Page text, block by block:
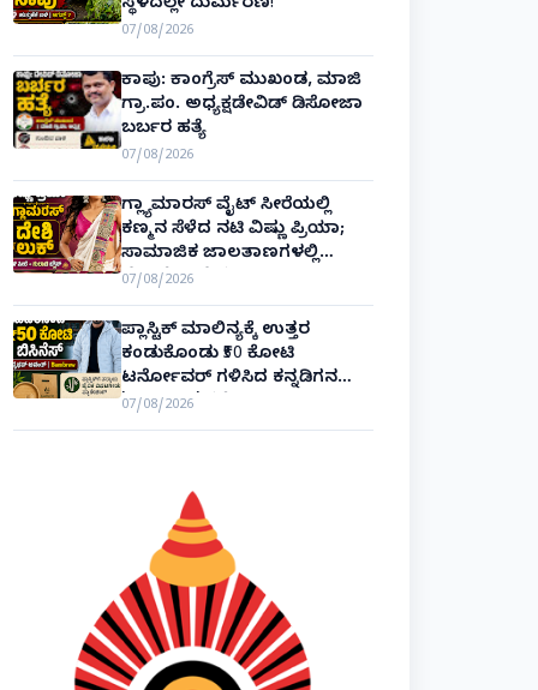
ಸ್ಥಳದಲ್ಲೇ ದುರ್ಮರಣ!
07/08/2026
ಕಾಪು: ಕಾಂಗ್ರೆಸ್ ಮುಖಂಡ, ಮಾಜಿ
ಗ್ರಾ.ಪಂ. ಅಧ್ಯಕ್ಷಡೇವಿಡ್ ಡಿಸೋಜಾ
ಬರ್ಬರ ಹತ್ಯೆ
07/08/2026
ಗ್ಲ್ಯಾಮಾರಸ್ ವೈಟ್‌ ಸೀರೆಯಲ್ಲಿ
ಕಣ್ಮನ ಸೆಳೆದ ನಟಿ ವಿಷ್ಣು ಪ್ರಿಯಾ;
ಸಾಮಾಜಿಕ ಜಾಲತಾಣಗಳಲ್ಲಿ
ಫೋಟೋ ವೈರಲ್!
07/08/2026
ಪ್ಲಾಸ್ಟಿಕ್ ಮಾಲಿನ್ಯಕ್ಕೆ ಉತ್ತರ
ಕಂಡುಕೊಂಡು ₹50 ಕೋಟಿ
ಟರ್ನೋವರ್ ಗಳಿಸಿದ ಕನ್ನಡಿಗನ
'ಬ್ಯಾಂಬ್ರೂ' ಕಥೆ!
07/08/2026